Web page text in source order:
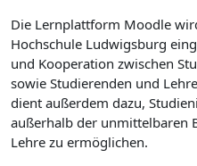
Die Lernplattform Moodle
Hochschule Ludwigsburg
und Kooperation zwischen
sowie Studierenden und
dient außerdem dazu,
außerhalb der unmittelbaren
Lehre zu ermöglichen.